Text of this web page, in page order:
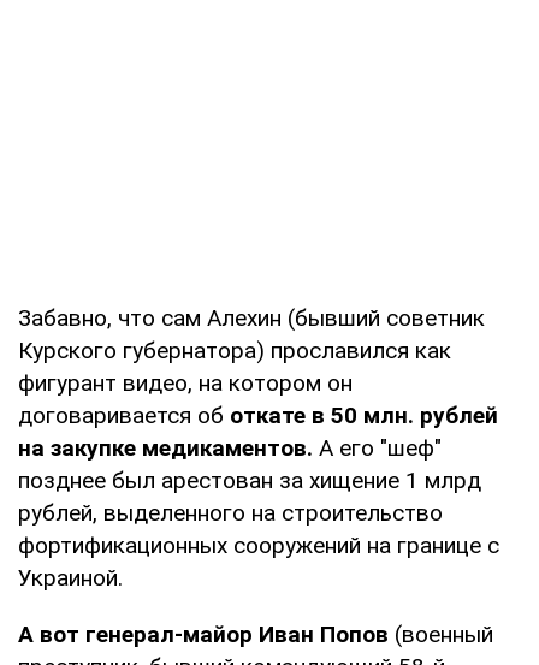
Забавно, что сам Алехин (бывший советник
Курского губернатора) прославился как
фигурант видео, на котором он
договаривается об откате в 50 млн. рублей
на закупке медикаментов. А его "шеф"
позднее был арестован за хищение 1 млрд
рублей, выделенного на строительство
фортификационных сооружений на границе с
Украиной.
А вот генерал-майор Иван Попов (военный